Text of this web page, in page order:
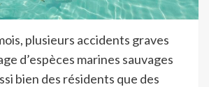
plusieurs accidents graves
d’espèces marines sauvages
bien des résidents que des